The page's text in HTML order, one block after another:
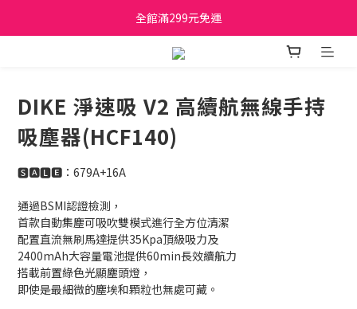
日立家電、國際牌 原廠管制價格 私訊優惠價
日立家電、國際牌 原廠管制價格 私訊優惠價
DIKE 淨速吸 V2 高續航無線手持
吸塵器(HCF140)
🆂🅰🅻🅴：679A+16A
通過BSMI認證檢測，
首款自動集塵可吸吹雙模式進行全方位清潔
配置直流無刷馬達提供35Kpa頂級吸力及
2400mAh大容量電池提供60min長效續航力
搭載前置綠色光顯塵頭燈，
即使是最細微的塵埃和顆粒也無處可藏。